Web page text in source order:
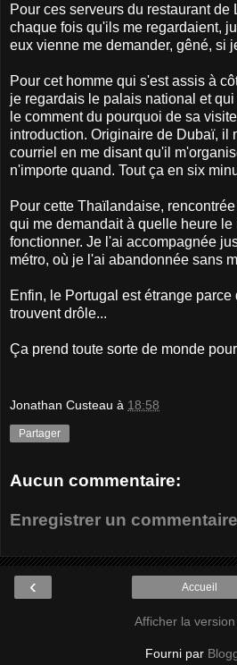
Pour ces serveurs du restaurant de
chaque fois qu'ils me regardaient,
eux vienne me demander, gêné, si
Pour cet homme qui s'est assis à
je regardais le palais national et
le comment du pourquoi de sa
introduction. Originaire de Dubaï, il
courriel en me disant qu'il
n'importe quand. Tout ça en six
Pour cette Thaïlandaise,
qui me demandait à quelle heure le
fonctionner. Je l'ai accompagnée
métro, où je l'ai abandonnée sans
Enfin, le Portugal est étrange
trouvent drôle...
Ça prend toute sorte de monde
Jonathan Custeau à 18:58
Partager
Aucun commentaire:
Enregistrer un commentaire
‹ Accueil
Afficher la
Fourni par